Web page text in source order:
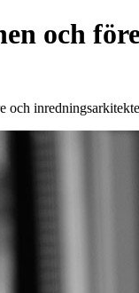
och
och